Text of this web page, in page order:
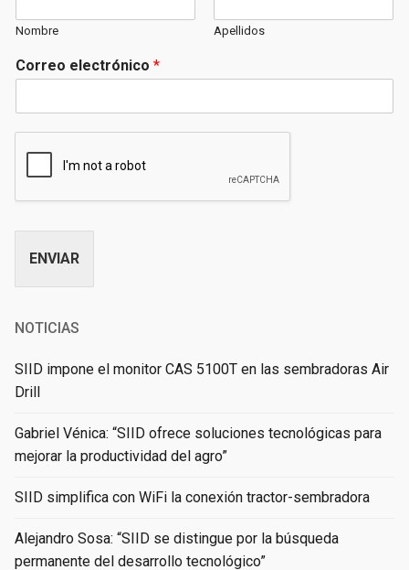
Nombre Apellidos
Correo electrónico *
ENVIAR
NOTICIAS
SIID impone el monitor CAS 5100T en las sembradoras Air
Drill
Gabriel Vénica: “SIID ofrece soluciones tecnológicas para
mejorar la productividad del agro”
SIID simplifica con WiFi la conexión tractor-sembradora
Alejandro Sosa: “SIID se distingue por la búsqueda
permanente del desarrollo tecnológico”